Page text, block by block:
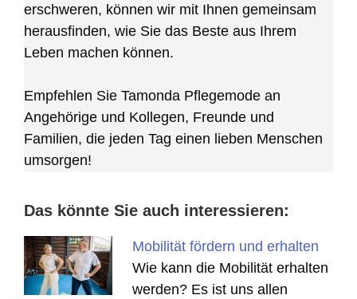
erschweren, können wir mit Ihnen gemeinsam
herausfinden, wie Sie das Beste aus Ihrem
Leben machen können.
Empfehlen Sie Tamonda Pflegemode an
Angehörige und Kollegen, Freunde und
Familien, die jeden Tag einen lieben Menschen
umsorgen!
Das könnte Sie auch interessieren:
Mobilität fördern und erhalten
Wie kann die Mobilität erhalten
werden? Es ist uns allen